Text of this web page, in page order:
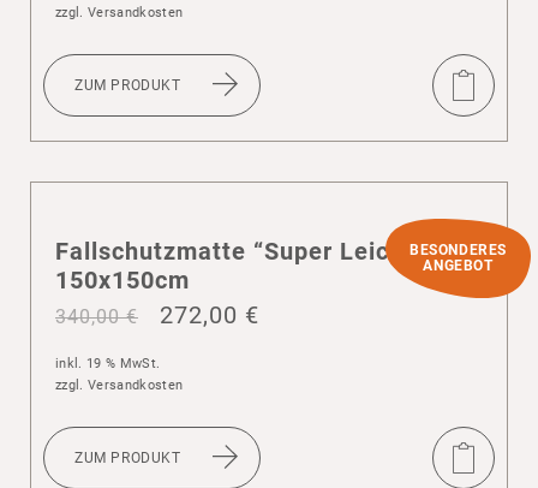
zzgl. Versandkosten
ZUM PRODUKT
Fall­schutz­matte “Super Leicht”
150x150cm
BESONDERES
ANGEBOT
340,00€ 272,00 €
inkl. 19 % MwSt.
zzgl. Versandkosten
ZUM PRODUKT